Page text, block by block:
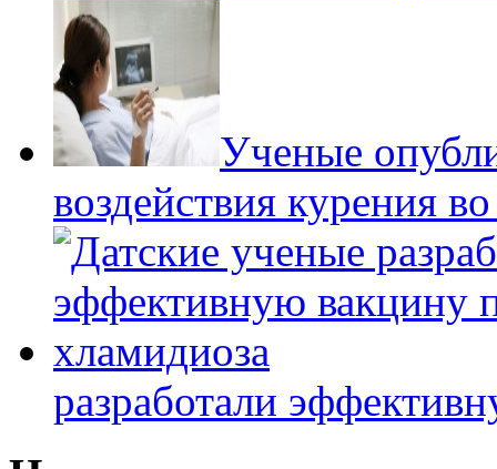
Ученые
воздействия курения
разработали